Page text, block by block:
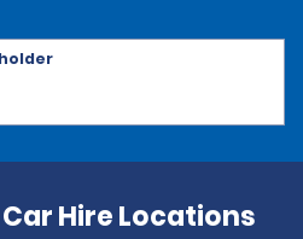
Hire Locations